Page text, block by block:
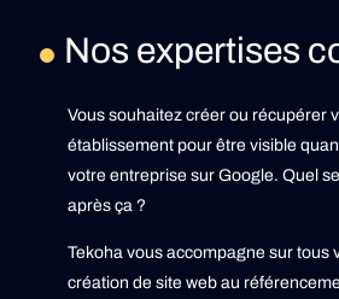
Nos expertises
Vous souhaitez créer ou récupérer
établissement pour être visible
votre entreprise sur Google. Quel
après ça ?
Tekoha vous accompagne sur tous
création de site web au